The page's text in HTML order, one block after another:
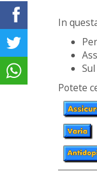
In
Potete